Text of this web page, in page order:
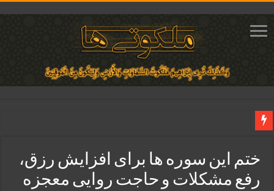
دعای جلب محبت محبوب و افزایش مهر و علاقه معشوق | متن دعا و روش خواندن
دعای ایجاد دلبستگی و محبوبیت و محبت شدید بین دو نفر تضمینی
ختم این سوره ها برای افزایش رزق،
رفع مشکلات و حاجت روایی معجزه